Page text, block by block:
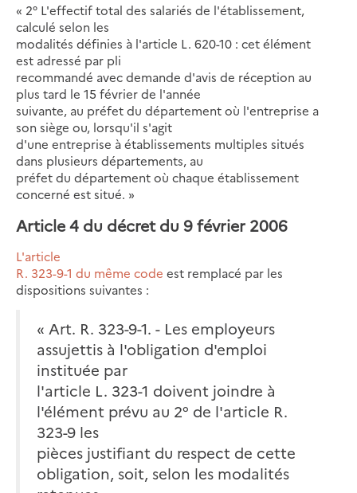
« 2° L'effectif total des salariés de l'établissement,
calculé selon les
modalités définies à l'article L. 620-10 : cet élément
est adressé par pli
recommandé avec demande d'avis de réception au
plus tard le 15 février de l'année
suivante, au préfet du département où l'entreprise a
son siège ou, lorsqu'il s'agit
d'une entreprise à établissements multiples situés
dans plusieurs départements, au
préfet du département où chaque établissement
concerné est situé. »
Article 4 du décret du 9 février 2006
L'article
R. 323-9-1 du même code est remplacé par les
dispositions suivantes :
« Art. R. 323-9-1. - Les employeurs
assujettis à l'obligation d'emploi
instituée par
l'article L. 323-1 doivent joindre à
l'élément prévu au 2° de l'article R.
323-9 les
pièces justifiant du respect de cette
obligation, soit, selon les modalités